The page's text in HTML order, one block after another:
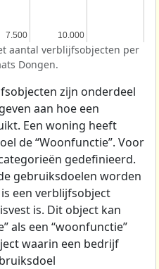
7.500
7.500 10.000
10.000
aantal verblijfsobjecten per
Dongen.
zijn onderdeel
aan hoe een
Een woning heeft
de “Woonfunctie”. Voor
gedefinieerd.
gebruiksdoelen worden
een verblijfsobject
is. Dit object kan
als een “woonfunctie”
waarin een bedrijf